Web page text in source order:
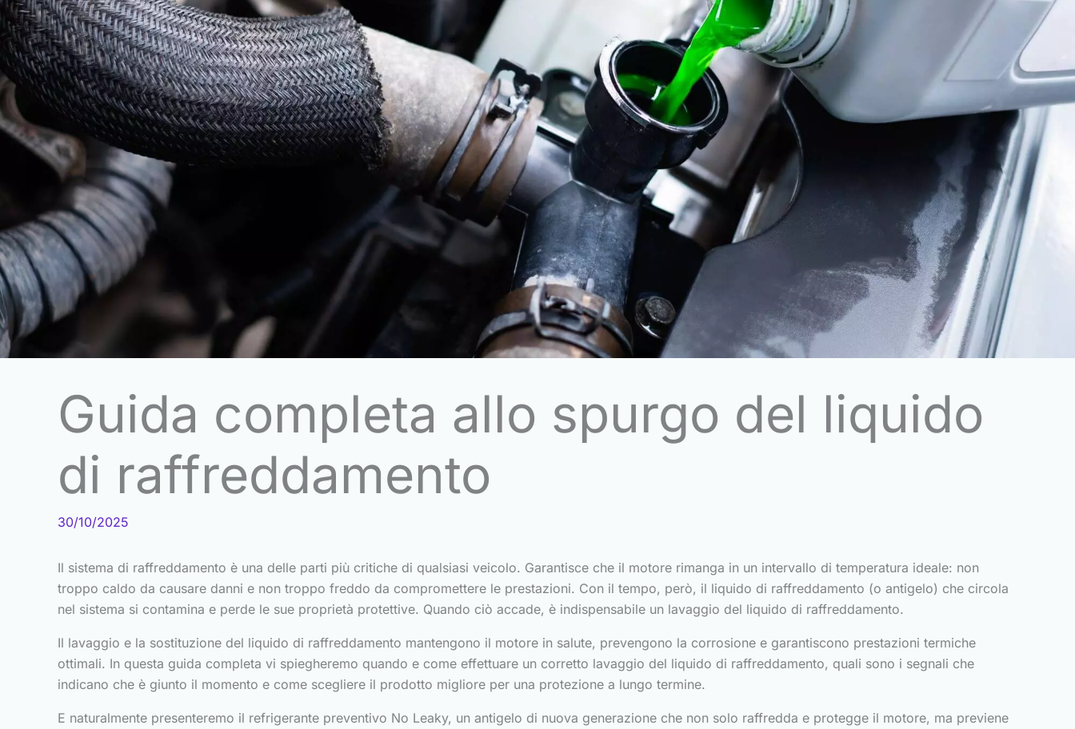
Guida completa allo spurgo del liquido
di raffreddamento
30/10/2025
Il sistema di raffreddamento è una delle parti più critiche di qualsiasi veicolo. Garantisce che il motore rimanga in un intervallo di temperatura ideale: non
troppo caldo da causare danni e non troppo freddo da compromettere le prestazioni. Con il tempo, però, il liquido di raffreddamento (o antigelo) che circola
nel sistema si contamina e perde le sue proprietà protettive. Quando ciò accade, è indispensabile un lavaggio del liquido di raffreddamento.
Il lavaggio e la sostituzione del liquido di raffreddamento mantengono il motore in salute, prevengono la corrosione e garantiscono prestazioni termiche
ottimali. In questa guida completa vi spiegheremo quando e come effettuare un corretto lavaggio del liquido di raffreddamento, quali sono i segnali che
indicano che è giunto il momento e come scegliere il prodotto migliore per una protezione a lungo termine.
E naturalmente presenteremo il refrigerante preventivo No Leaky, un antigelo di nuova generazione che non solo raffredda e protegge il motore, ma previene